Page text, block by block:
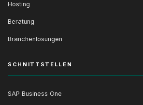
Hosting
Beratung
Branchenlösungen
SCHNITTSTELLEN
SAP Business One